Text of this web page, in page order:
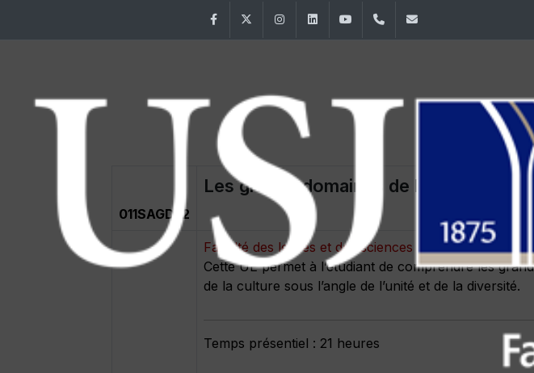
FacebookTwitter InstagramLinkedInYouTube+961 (1) 421 240
011SAGDL2
Les grands domaines de l'anthropologie
Faculté des lettres et des sciences humaines Ramez
Cette UE permet à l’étudiant de comprendre les
de la culture sous l’angle de l’unité et de la diversité.
Temps présentiel : 21 heures